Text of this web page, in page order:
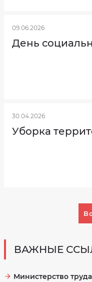
09.06.2026
День
30.04.2026
Уборка
ВАЖНЫЕ
Министерство